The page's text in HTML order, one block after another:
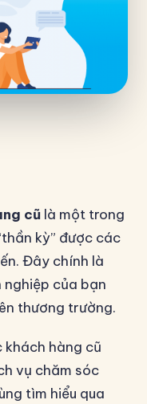
cũ là một trong
kỳ” được các
Đây chính là
của bạn
thương trường.
khách hàng cũ
vụ chăm sóc
tìm hiểu qua